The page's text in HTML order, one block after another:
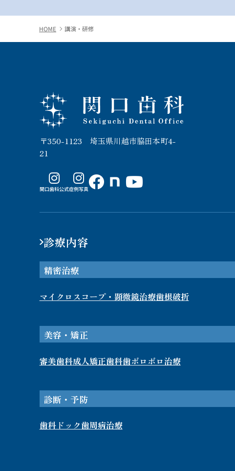
HOME 講演・研修
関口歯科 川越
〒350-1123 埼玉県川越市脇田本町4-
21
関口歯科公式症例写真
e
診療内容
精密治療
マイクロスコープ・顕微鏡治療歯根破折​
美容・矯正
審美歯科成人矯正歯科歯ボロボロ治療
診断・予防
歯科ドック歯周病治療